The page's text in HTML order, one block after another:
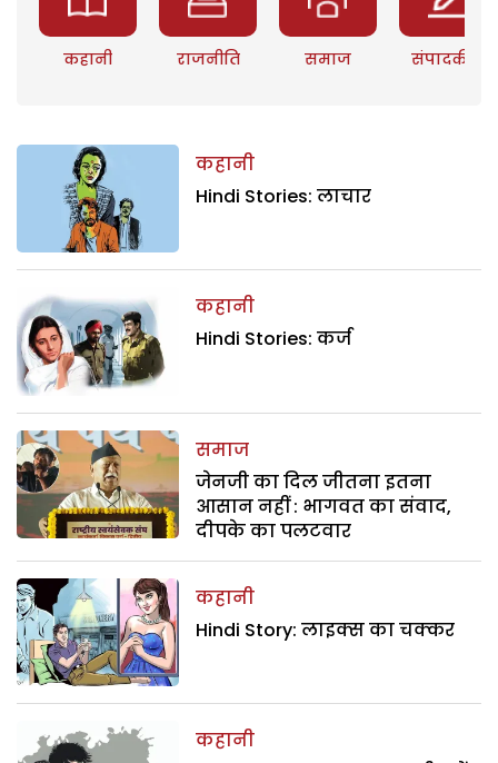
कहानी राजनीति समाज संपादकीय
कहानी
Hindi Stories: लाचार
कहानी
Hindi Stories: कर्ज
समाज
जेनजी का दिल जीतना इतना
आसान नहीं : भागवत का संवाद,
दीपके का पलटवार
कहानी
Hindi Story: लाइक्स का चक्कर
कहानी